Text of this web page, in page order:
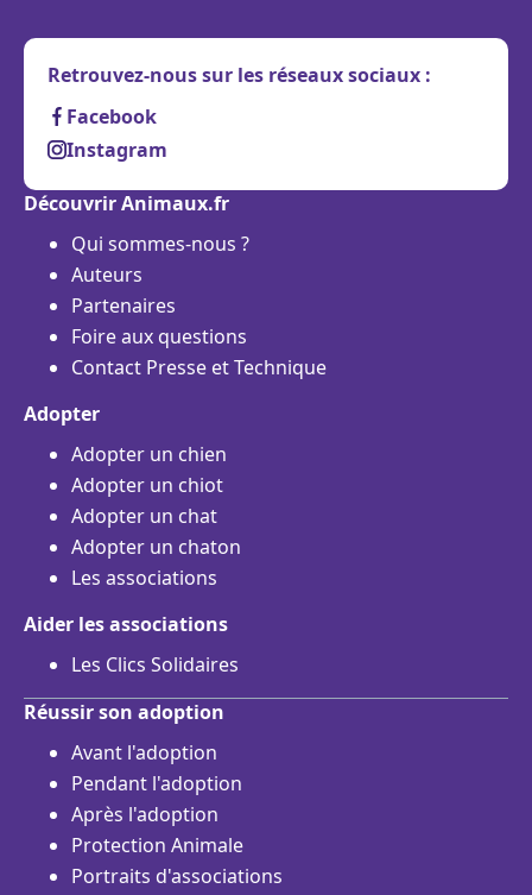
Retrouvez-nous sur les réseaux sociaux :
Facebook
Instagram
Découvrir Animaux.fr
Qui sommes-nous ?
Auteurs
Partenaires
Foire aux questions
Contact Presse et Technique
Adopter
Adopter un chien
Adopter un chiot
Adopter un chat
Adopter un chaton
Les associations
Aider les associations
Les Clics Solidaires
Réussir son adoption
Avant l'adoption
Pendant l'adoption
Après l'adoption
Protection Animale
Portraits d'associations